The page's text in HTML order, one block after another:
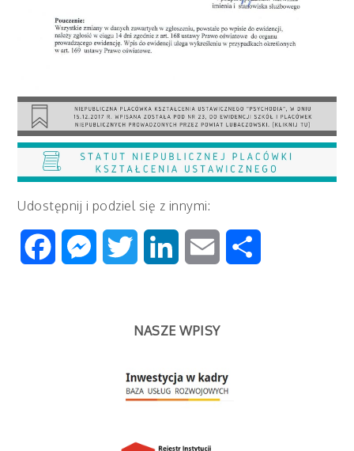
Udostępnij i podziel się z innymi:
FacebookMessenger
Twitter LinkedIn Email
NASZE WPISY